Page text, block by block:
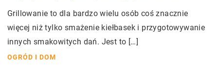
Grillowanie to dla bardzo wielu osób coś znacznie
więcej niż tylko smażenie kiełbasek i przygotowywanie
innych smakowitych dań. Jest to […]
OGRÓD I DOM